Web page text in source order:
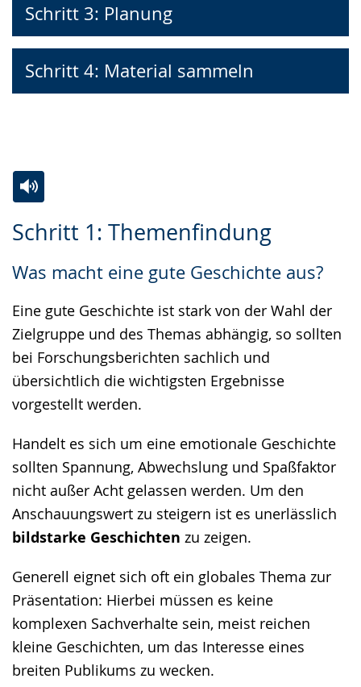
Schritt 3: Planung
Schritt 4: Material sammeln
Schritt 1: Themenfindung
Was macht eine gute Geschichte aus?
Eine gute Geschichte ist stark von der Wahl der
Zielgruppe und des Themas abhängig, so sollten
bei Forschungsberichten sachlich und
übersichtlich die wichtigsten Ergebnisse
vorgestellt werden.
Handelt es sich um eine emotionale Geschichte
sollten Spannung, Abwechslung und Spaßfaktor
nicht außer Acht gelassen werden. Um den
Anschauungswert zu steigern ist es unerlässlich
bildstarke Geschichten zu zeigen.
Generell eignet sich oft ein globales Thema zur
Präsentation: Hierbei müssen es keine
komplexen Sachverhalte sein, meist reichen
kleine Geschichten, um das Interesse eines
breiten Publikums zu wecken.
Leichten
wechseln.
Audio-
Video
Deutscher
Gebärdensprache
wird
angezeigt.